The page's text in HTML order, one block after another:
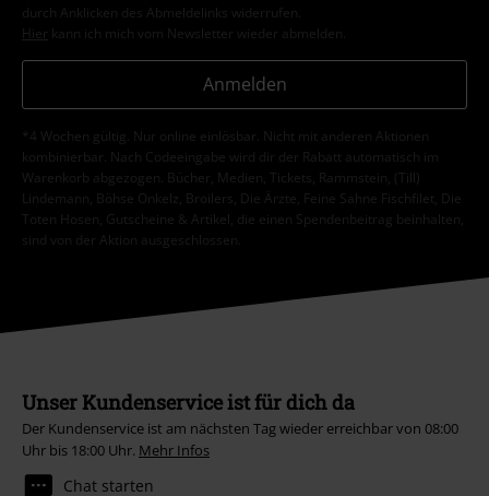
durch Anklicken des Abmeldelinks widerrufen.
Hier kann ich mich vom Newsletter wieder abmelden.
Anmelden
*4 Wochen gültig. Nur online einlösbar. Nicht mit anderen Aktionen
kombinierbar. Nach Codeeingabe wird dir der Rabatt automatisch im
Warenkorb abgezogen. Bücher, Medien, Tickets, Rammstein, (Till)
Lindemann, Böhse Onkelz, Broilers, Die Ärzte, Feine Sahne Fischfilet, Die
Toten Hosen, Gutscheine & Artikel, die einen Spendenbeitrag beinhalten,
sind von der Aktion ausgeschlossen.
Unser Kundenservice ist für dich da
Der Kundenservice ist am nächsten Tag wieder erreichbar von 08:00
Uhr bis 18:00 Uhr. Mehr Infos
Chat starten